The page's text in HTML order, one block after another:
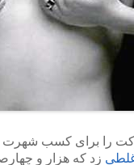
را برای کسب شهرت
زد که هزار و